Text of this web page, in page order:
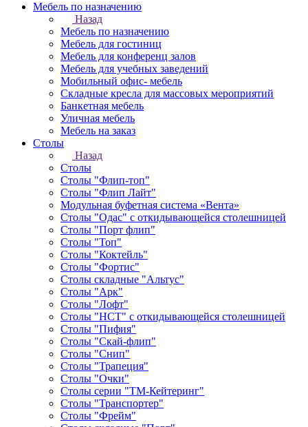
Мебель по назначению
Назад
Мебель по назначению
Мебель для гостиниц
Мебель для конференц залов
Мебель для учебных заведений
Мобильный офис- мебель
Складные кресла для массовых мероприятий
Банкетная мебель
Уличная мебель
Мебель на заказ
Столы
Назад
Столы
Столы "Флип-топ"
Столы "Флип Лайт"
Модульная буфетная система «Вента»
Столы "Одас" с откидывающейся столешницей
Столы "Порт флип"
Столы "Топ"
Столы "Коктейль"
Столы "Фортис"
Столы складные "Альтус"
Столы "Арк"
Столы "Лофт"
Столы "НСТ" с откидывающейся столешницей
Столы "Пифия"
Столы "Скай-флип"
Столы "Снип"
Столы "Трапеция"
Столы "Очки"
Столы серии "ТМ-Кейтеринг"
Столы "Транспортер"
Столы "Фрейм"